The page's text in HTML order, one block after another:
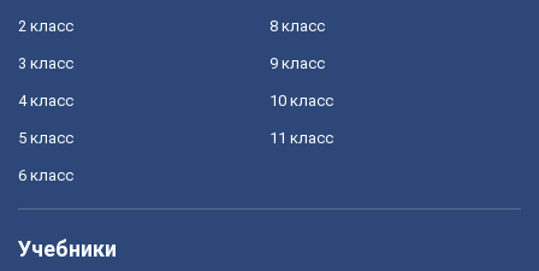
2 класс
3 класс
4 класс
5 класс
6 класс
8 класс
9 класс
10 класс
11 класс
Учебники